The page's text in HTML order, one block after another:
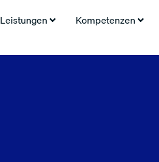
Leistungen Kompetenzen